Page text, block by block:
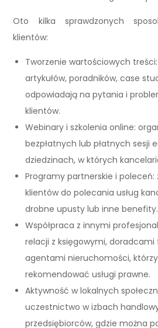
Oto kilka sprawdzonych
klientów:
Tworzenie wartościowych
artykułów, poradników, case
odpowiadają na pytania i
klientów.
Webinary i szkolenia online:
bezpłatnych lub płatnych sesji
dziedzinach, w których
Programy partnerskie i
klientów do polecania usług
drobne upusty lub inne benefity.
Współpraca z innymi
relacji z księgowymi,
agentami nieruchomości,
rekomendować usługi prawne.
Aktywność w lokalnych
uczestnictwo w izbach
przedsiębiorców, gdzie można